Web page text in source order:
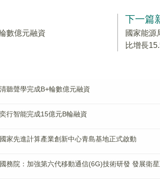
數億元融資
下一篇
國家能源
比增長
清聽聲學完成B+輪數億元融資
奕行智能完成15億元B輪融資
國家先進計算產業創新中心青島基地正式啟動
國務院：加強第六代移動通信(6G)技術研發 發展衛